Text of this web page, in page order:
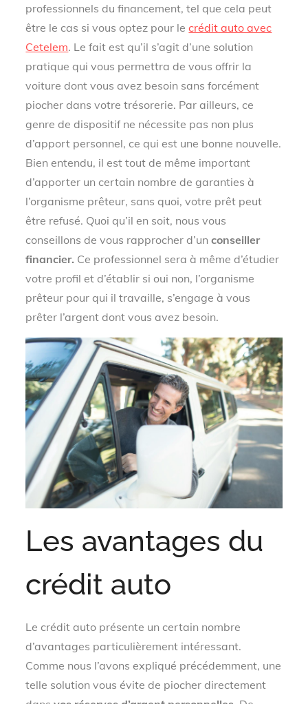
professionnels du financement, tel que cela peut
être le cas si vous optez pour lecrédit auto avec
Cetelem. Le fait est qu’il s’agit d’une solution
pratique qui vous permettra de vous offrir la
voiture dont vous avez besoin sans forcément
piocher dans votre trésorerie. Par ailleurs, ce
genre de dispositif ne nécessite pas non plus
d’apport personnel, ce qui est une bonne nouvelle.
Bien entendu, il est tout de même important
d’apporter un certain nombre de garanties à
l’organisme prêteur, sans quoi, votre prêt peut
être refusé. Quoi qu’il en soit, nous vous
conseillons de vous rapprocher d’un conseiller
financier. Ce professionnel sera à même d’étudier
votre profil et d’établir si oui non, l’organisme
prêteur pour qui il travaille, s’engage à vous
prêter l’argent dont vous avez besoin.
Les avantages du
crédit auto
Le crédit auto présente un certain nombre
d’avantages particulièrement intéressant.
Comme nous l’avons expliqué précédemment, une
telle solution vous évite de piocher directement